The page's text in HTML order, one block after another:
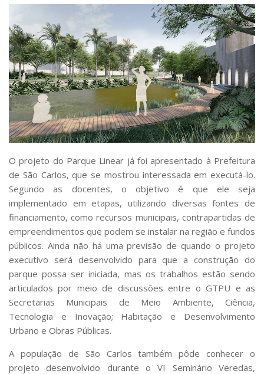
O projeto do Parque Linear já foi apresentado à Prefeitura
de São Carlos, que se mostrou interessada em executá-lo.
Segundo as docentes, o objetivo é que ele seja
implementado em etapas, utilizando diversas fontes de
financiamento, como recursos municipais, contrapartidas de
empreendimentos que podem se instalar na região e fundos
públicos. Ainda não há uma previsão de quando o projeto
executivo será desenvolvido para que a construção do
parque possa ser iniciada, mas os trabalhos estão sendo
articulados por meio de discussões entre o GTPU e as
Secretarias Municipais de Meio Ambiente, Ciência,
Tecnologia e Inovação; Habitação e Desenvolvimento
Urbano e Obras Públicas.
A população de São Carlos também pôde conhecer o
projeto desenvolvido durante o VI Seminário Veredas,